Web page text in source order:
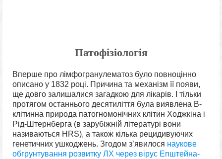
Патофізіологія
Вперше про лімфогранулематоз було повноцінно
описано у 1832 році. Причина та механізм її появи,
ще довго залишалися загадкою для лікарів. І тільки
протягом останнього десятиліття була виявлена B-
клітинна природа патогномонічних клітин Ходжкіна і
Рід-Штернберга (в зарубіжній літературі вони
називаються HRS), а також кілька рецидивуючих
генетичних ушкоджень. Згодом з’явилося наукове
обгрунтування розвитку ЛХ через вірус Епштейна-